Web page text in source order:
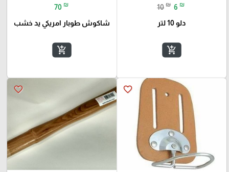
10 ₪ 6 ₪
دلو 10 لتر
add_shopping_cart
70 ₪
شاكوش طوبار امريكي يد خشب
add_shopping_cart
favorite_border
favorite_border